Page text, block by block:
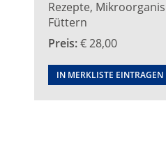
Rezepte,
Füttern
Preis:€ 28,00
IN MERKLISTE EINTRAGEN